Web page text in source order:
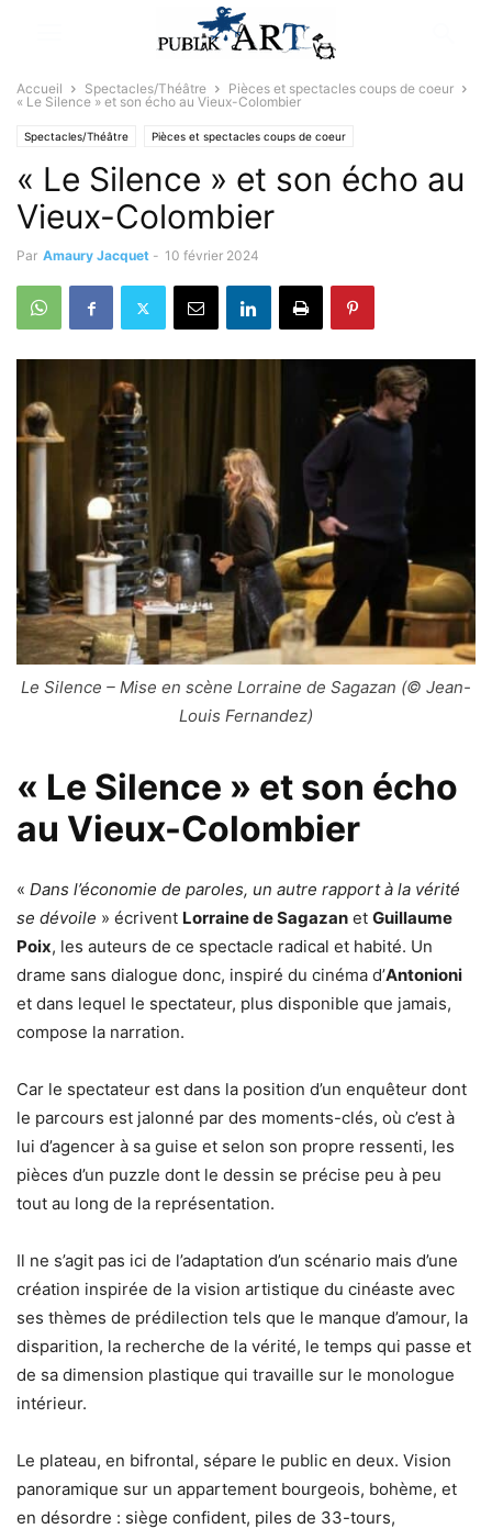
Accueil Spectacles/Théâtre
Pièces et spectacles coups de coeur
« Le Silence » et son écho au Vieux-Colombier
Spectacles/Théâtre Pièces et spectacles coups de coeur
« Le Silence » et son écho au
Vieux-Colombier
Par Amaury Jacquet - 10 février 2024
Le Silence – Mise en scène Lorraine de Sagazan (© Jean-
Louis Fernandez)
« Le Silence » et son écho
au Vieux-Colombier
« Dans l’économie de paroles, un autre rapport à la vérité
se dévoile » écrivent Lorraine de Sagazan et Guillaume
Poix, les auteurs de ce spectacle radical et habité. Un
drame sans dialogue donc, inspiré du cinéma d’Antonioni
et dans lequel le spectateur, plus disponible que jamais,
compose la narration.
Car le spectateur est dans la position d’un enquêteur dont
le parcours est jalonné par des moments-clés, où c’est à
lui d’agencer à sa guise et selon son propre ressenti, les
pièces d’un puzzle dont le dessin se précise peu à peu
tout au long de la représentation.
Il ne s’agit pas ici de l’adaptation d’un scénario mais d’une
création inspirée de la vision artistique du cinéaste avec
ses thèmes de prédilection tels que le manque d’amour, la
disparition, la recherche de la vérité, le temps qui passe et
de sa dimension plastique qui travaille sur le monologue
intérieur.
Le plateau, en bifrontal, sépare le public en deux. Vision
panoramique sur un appartement bourgeois, bohème, et
en désordre : siège confident, piles de 33-tours,